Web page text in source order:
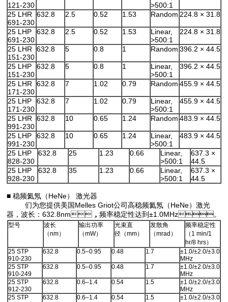
121-230
>500:1
25 LHR
691-230
632.8 2.5 0.52 1.53 Random 224.8 × 31.8
25 LHP
691-230
632.8 2.5 0.52 1.53
Linear,
>500:1
224.8 × 31.8
25 LHR
151-230
632.8 5 0.8 1 Random 396.2 × 44.5
25 LHP
151-230
632.8 5 0.8 1
Linear,
>500:1
396.2 × 44.5
25 LHR
171-230
632.8 7 1.02 0.79 Random 455.9 × 44.5
25 LHP
171-230
632.8 7 1.02 0.79
Linear,
>500:1
455.9 × 44.5
25 LHR
991-230
632.8 10 0.65 1.24 Random 483.9 × 44.5
25 LHP
991-230
632.8 10 0.65 1.24
Linear,
>500:1
483.9 × 44.5
25 LHP
828-230
632.8 25 1.23 0.66
Linear,
>500:1
637.3 ×
44.5
25 LHP
928-230
632.8 35 1.23 0.66
Linear,
>500:1
637.3 ×
44.5
■ 稳频氦氖（HeNe） 激光器
们为您提供美国Melles Griot公司高稳频氦氖（HeNe）激光
器，波长：632.8nm，频率稳定性达到±1.0MHz。
型号
波长
（nm）
输出功率
（mW）
光束直
径（mm）
发散角
（mrad）
频率稳定性
（1 min/1
hr/8 hrs）
25 STP
910-230
632.8 0.5–0.95 0.48 1.7
±1.0/±2.0/±3.0
MHz
25 STP
910-249
632.8 0.5–0.95 0.48 1.7
±1.0/±2.0/±3.0
MHz
25 STP
912-230
632.8 0.6–1.4 0.54 1.5
±1.0/±2.0/±3.0
MHz
25 STP
632.8 0.6–1.4 0.54 1.5
±1.0/±2.0/±3.0